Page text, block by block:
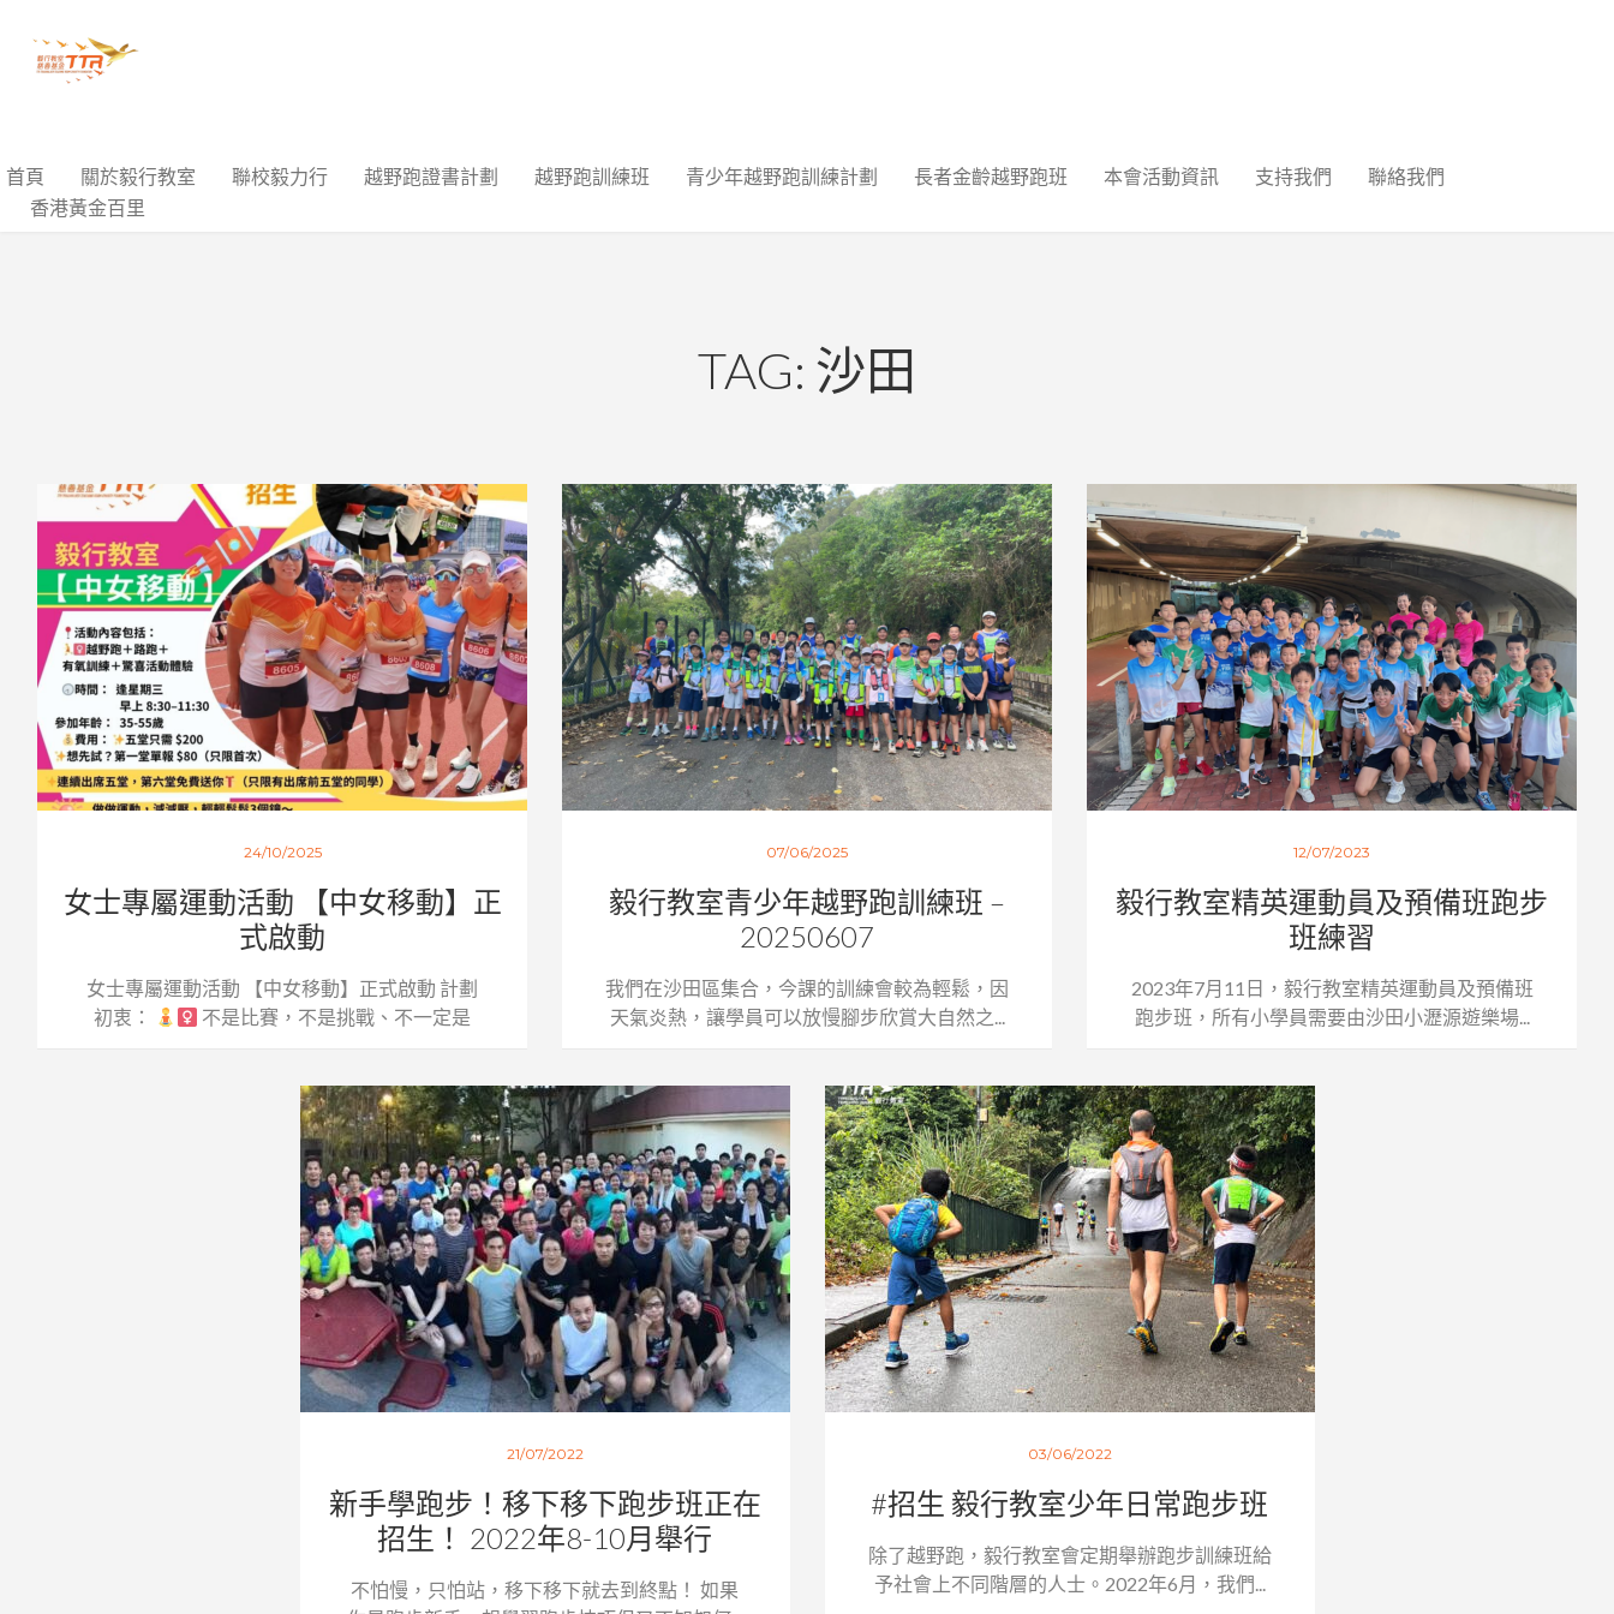
首頁 關於毅行教室 聯校毅力行 越野跑證書計劃 越野跑訓練班 青少年越野跑訓練計劃 長者金齡越野跑班 本會活動資訊 支持我們
聯絡我們
香港黃金百里
TAG: 沙田
24/10/2025
女士專屬運動活動 【中女移動】正
式啟動
女士專屬運動活動 【中女移動】正式啟動 計劃
初衷：
不是比賽，不是挑戰、不一定是
07/06/2025
毅行教室青少年越野跑訓練班 –
20250607
我們在沙田區集合，今課的訓練會較為輕鬆，因
天氣炎熱，讓學員可以放慢腳步欣賞大自然之...
12/07/2023
毅行教室精英運動員及預備班跑步
班練習
2023年7月11日，毅行教室精英運動員及預備班
跑步班，所有小學員需要由沙田小瀝源遊樂場...
21/07/2022
新手學跑步！移下移下跑步班正在
招生！ 2022年8-10月舉行
不怕慢，只怕站，移下移下就去到終點！ 如果
03/06/2022
#招生 毅行教室少年日常跑步班
除了越野跑，毅行教室會定期舉辦跑步訓練班給
予社會上不同階層的人士。2022年6月，我們...